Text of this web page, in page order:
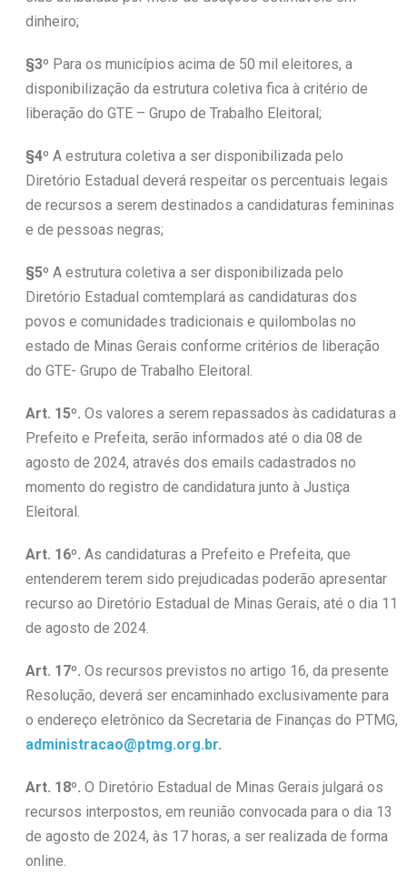
dinheiro;
§3º Para os municípios acima de 50 mil eleitores, a
disponibilização da estrutura coletiva fica à critério de
liberação do GTE – Grupo de Trabalho Eleitoral;
§4º A estrutura coletiva a ser disponibilizada pelo
Diretório Estadual deverá respeitar os percentuais legais
de recursos a serem destinados a candidaturas femininas
e de pessoas negras;
§5º A estrutura coletiva a ser disponibilizada pelo
Diretório Estadual comtemplará as candidaturas dos
povos e comunidades tradicionais e quilombolas no
estado de Minas Gerais conforme critérios de liberação
do GTE- Grupo de Trabalho Eleitoral.
Art. 15º. Os valores a serem repassados às cadidaturas a
Prefeito e Prefeita, serão informados até o dia 08 de
agosto de 2024, através dos emails cadastrados no
momento do registro de candidatura junto à Justiça
Eleitoral.
Art. 16º. As candidaturas a Prefeito e Prefeita, que
entenderem terem sido prejudicadas poderão apresentar
recurso ao Diretório Estadual de Minas Gerais, até o dia 11
de agosto de 2024.
Art. 17º. Os recursos previstos no artigo 16, da presente
Resolução, deverá ser encaminhado exclusivamente para
o endereço eletrônico da Secretaria de Finanças do PTMG,
administracao@ptmg.org.br.
Art. 18º. O Diretório Estadual de Minas Gerais julgará os
recursos interpostos, em reunião convocada para o dia 13
de agosto de 2024, às 17 horas, a ser realizada de forma
online.